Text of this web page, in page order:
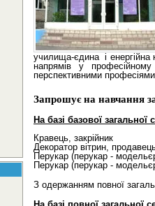
училища-єдина і енергійна
напрямів у
перспективними
Запрошує на навчання
На базі базової
Кравець, закрійник
Декоратор вітрин,
Перукар (перукар -
Перукар (перукар -
З одержанням повної